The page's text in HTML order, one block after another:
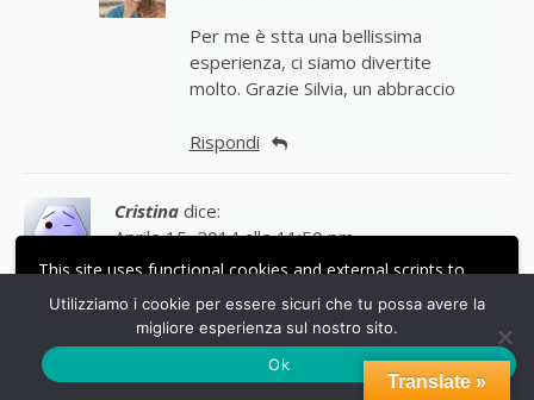
This site uses functional cookies and external scripts to
improve your experience.
LE MIE IMPOSTAZIONI
ACCETTA
Per me è stta una bellissima
esperienza, ci siamo divertite
molto. Grazie Silvia, un abbraccio
Rispondi
Cristina dice:
Aprile 15, 2014 alle 11:50 pm
non me lo dici neanche ? Bruttaaaaa….non si
abbandonano così le amiche in difficoltà sul
ciglio della strada !!!!! Ti ho pensato in questi
giorni, sai. Spero tanto che il lavoro ingrani….
Translate »
Utilizziamo i cookie per essere sicuri che tu possa avere la
migliore esperienza sul nostro sito.
Ok